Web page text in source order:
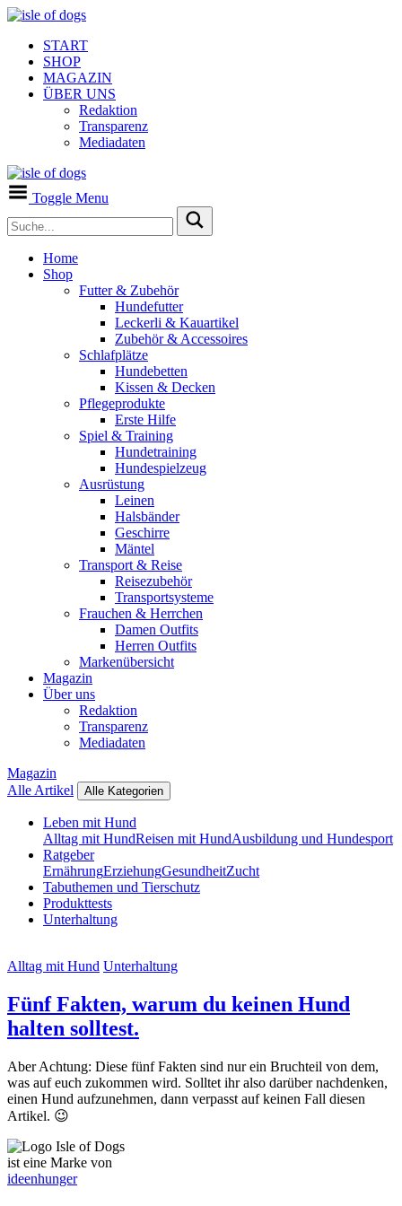
START
SHOP
MAGAZIN
ÜBER UNS
Redaktion
Transparenz
Mediadaten
Toggle Menu
Home
Shop
Futter & Zubehör
Hundefutter
Leckerli & Kauartikel
Zubehör & Accessoires
Schlafplätze
Hundebetten
Kissen & Decken
Pflegeprodukte
Erste Hilfe
Spiel & Training
Hundetraining
Hundespielzeug
Ausrüstung
Leinen
Halsbänder
Geschirre
Mäntel
Transport & Reise
Reisezubehör
Transportsysteme
Frauchen & Herrchen
Damen Outfits
Herren Outfits
Markenübersicht
Magazin
Über uns
Redaktion
Transparenz
Mediadaten
Magazin
Alle Artikel
Alle Kategorien
Leben mit Hund
Alltag mit HundReisen mit HundAusbildung und Hundesport
Ratgeber
ErnährungErziehungGesundheitZucht
Tabuthemen und Tierschutz
Produkttests
Unterhaltung
Alltag mit Hund Unterhaltung
Fünf Fakten, warum du keinen Hund
halten solltest.
Aber Achtung: Diese fünf Fakten sind nur ein Bruchteil von dem,
was auf euch zukommen wird. Solltet ihr also darüber nachdenken,
einen Hund aufzunehmen, dann verpasst auf keinen Fall diesen
Artikel. 😉
ist eine Marke von
ideenhunger